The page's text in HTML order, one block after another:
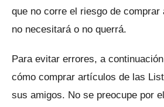
que no corre el riesgo de comprar
no necesitará o no querrá.
Para evitar errores, a
cómo comprar artículos de las
sus amigos. No se preocupe por